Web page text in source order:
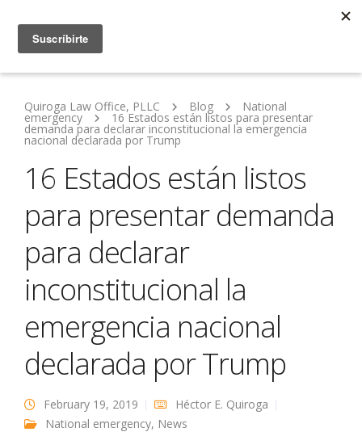
Quiroga Law Office, PLLC Blog National
emergency 16 Estados están listos para presentar
demanda para declarar inconstitucional la emergencia
nacional declarada por Trump
16 Estados están listos
para presentar demanda
para declarar
inconstitucional la
emergencia nacional
declarada por Trump
February 19, 2019
Héctor E. Quiroga
National emergency, News